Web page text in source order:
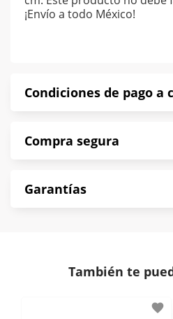
¡Envío a todo México!
Condiciones de pago a
puntualmente. Al finalizar tu
*Sujeto a aprobación de
norma de Muebles América.
Compra segura
compra es segura de
- Certificados de seguridad
disposiciones legales y
Garantías
También te
favorite